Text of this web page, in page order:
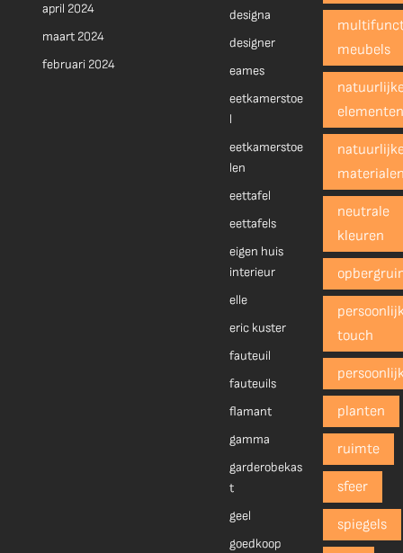
april 2024
maart 2024
februari 2024
designa
designer
eames
eetkamerstoe
l
eetkamerstoe
len
eettafel
eettafels
eigen huis
interieur
elle
eric kuster
fauteuil
fauteuils
flamant
gamma
garderobekas
t
geel
goedkoop
meubels
neutrale
kleuren
touch
planten
ruimte
sfeer
spiegels